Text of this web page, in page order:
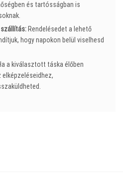
és tartósságban is
Rendelésedet a lehető
hogy napokon belül viselhesd
a kiválasztott táska élőben